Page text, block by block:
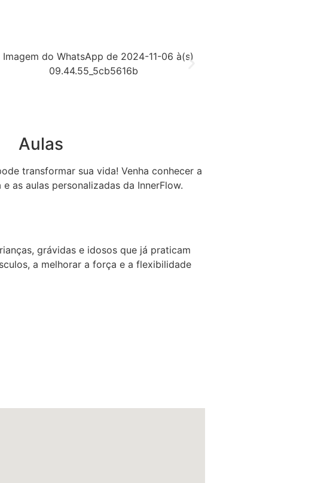
Aulas
transformar sua vida! Venha conhecer a
as aulas personalizadas da InnerFlow.
grávidas e idosos que já praticam
a melhorar a força e a flexibilidade